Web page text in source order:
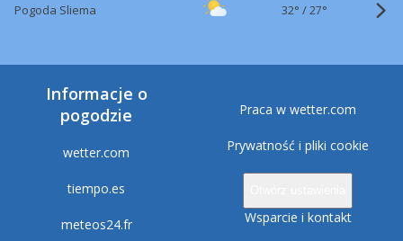
Pogoda Sliema 32° /27°
Informacje o
pogodzie
wetter.com
tiempo.es
meteos24.fr
Praca w wetter.com
Prywatność i pliki cookie
Wsparcie i kontakt